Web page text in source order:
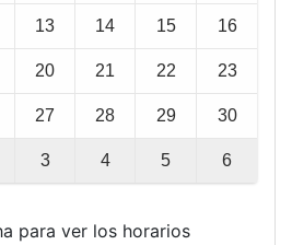
13 14 15 16
20 21 22 23
27 28 29 30
3 4 5 6
para ver los horarios